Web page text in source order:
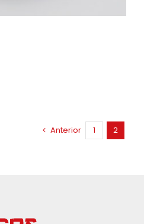
Anterior 1 2